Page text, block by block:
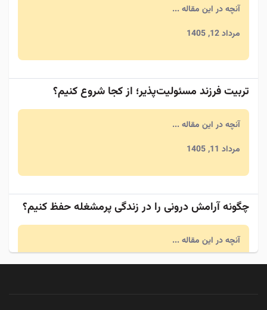
آنچه در این مقاله ...
مرداد 12, 1405
تربیت فرزند مسئولیت‌پذیر؛ از کجا شروع کنیم؟
آنچه در این مقاله ...
مرداد 11, 1405
چگونه آرامش درونی را در زندگی پرمشغله حفظ کنیم؟
آنچه در این مقاله ...
مرداد 11, 1405